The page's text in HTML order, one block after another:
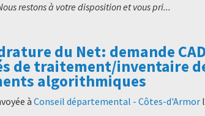
restons à votre disposition et vous pri...
du Net: demande
de traitement/inventaire
algorithmiques
àConseil départemental - Côtes-d'Armor